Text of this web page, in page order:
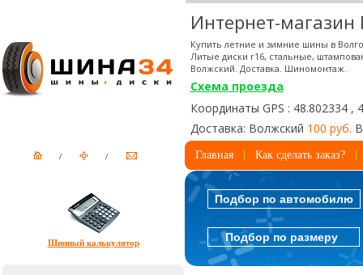
Интернет-
Купить летние и зимние шины в
Литые диски r16, стальные,
Волжский. Доставка. Шиномонтаж.
Схема проезда
Координаты GPS : 48.802334 ,
Доставка: Волжский 100 руб.
Главная Как сделать заказ?
Шинный калькулятор
Подбор по автомобилю
Подбор по размеру